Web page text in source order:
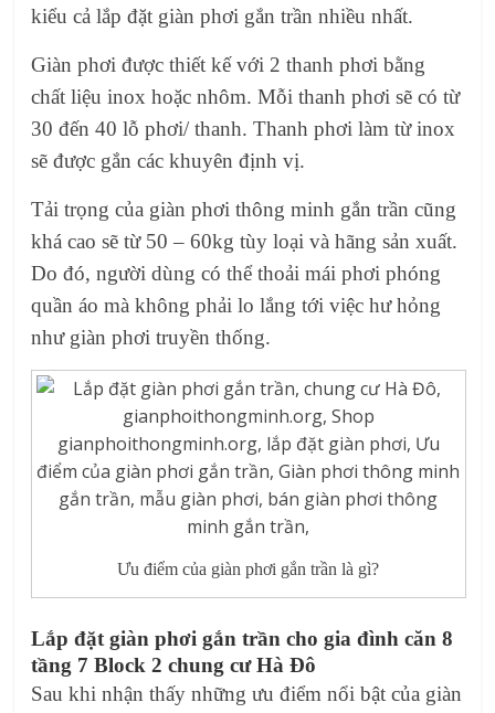
kiểu cả lắp đặt giàn phơi gắn trần nhiều nhất.
Giàn phơi được thiết kế với 2 thanh phơi bằng
chất liệu inox hoặc nhôm. Mỗi thanh phơi sẽ có từ
30 đến 40 lỗ phơi/ thanh.Thanh phơi làm từ inox
sẽ được gắn các khuyên định vị.
Tải trọng của giàn phơi thông minh gắn trần cũng
khá cao sẽ từ 50 – 60kg tùy loại và hãng sản xuất.
Do đó, người dùng có thể thoải mái phơi phóng
quần áo mà không phải lo lắng tới việc hư hỏng
như giàn phơi truyền thống.
Ưu điểm của giàn phơi gắn trần là gì?
Lắp đặt giàn phơi gắn trần cho gia đình căn 8
tầng 7 Block 2chung cư Hà Đô
Sau khi nhận thấy những ưu điểm nổi bật của giàn